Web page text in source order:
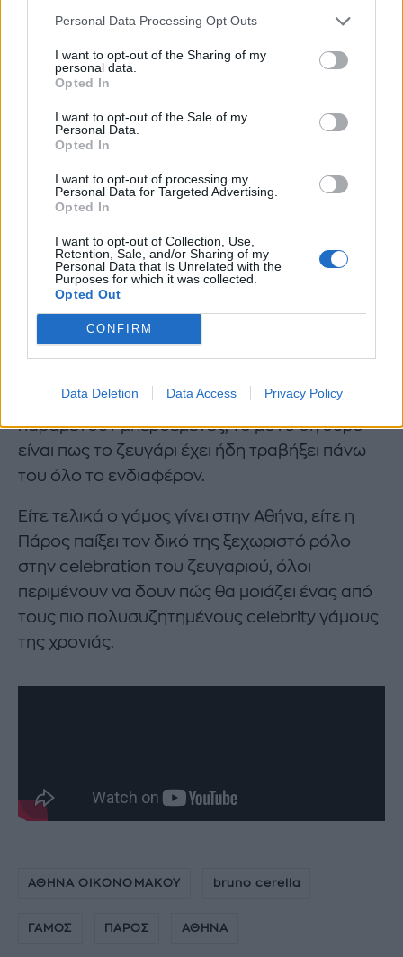
Personal Data Processing Opt Outs
I want to opt-out of the Sharing of my
personal data.
Opted In
I want to opt-out of the Sale of my
Personal Data.
Opted In
I want to opt-out of processing my
Personal Data for Targeted Advertising.
Opted In
I want to opt-out of Collection, Use,
Retention, Sale, and/or Sharing of my
Personal Data that Is Unrelated with the
Purposes for which it was collected.
Opted Out
CONFIRM
Data Deletion Data Access Privacy Policy
Στη συνέχεια περιέγραψε πώς αποφάσισε να
της στείλει μήνυμα στα social media.
«Μετά
από περίπου 20 ημέρες της έστειλα μήνυμα, τη
ζωή της, τα παιδιά της. Ξεκινήσαμε να μιλάμε
φυσιολογικά και μετά από 4 μήνες που
μιλούσαμε, γνωριστήκαμε από κοντά. Από
εκείνη τη στιγμή και έπειτα, όλα ήταν πολύ
καθαρά και όμορφα».
Η Αθηνά Οικονομάκου και ο Bruno Cerella
φαίνεται πως διανύουν μία από τις πιο
όμορφες περιόδους της ζωής τους και πλέον
μετρούν αντίστροφα για τον γάμο τους.
ακριβώς θα πραγματοποιηθεί η τελετή
παραμένουν μπερδεμένες, το μόνο σίγουρο
είναι πως το ζευγάρι έχει ήδη τραβήξει πάνω
του όλο το ενδιαφέρον.
Είτε τελικά ο γάμος γίνει στην Αθήνα, είτε η
Πάρος παίξει τον δικό της ξεχωριστό ρόλο
στην celebration του ζευγαριού, όλοι
περιμένουν να δουν πώς θα μοιάζει ένας από
τους πιο πολυσυζητημένους celebrity γάμους
της χρονιάς.
ΑΘΗΝΑ ΟΙΚΟΝΟΜΑΚΟΥ bruno cerella
ΓΑΜΟΣ ΠΑΡΟΣ ΑΘΗΝΑ